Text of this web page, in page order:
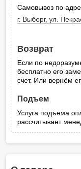
Самовывоз по
г. Выборг, ул.
Возврат
Если по
бесплатно его
счет. Или вернём
Подъем
Услуга подъема
рассчитывает